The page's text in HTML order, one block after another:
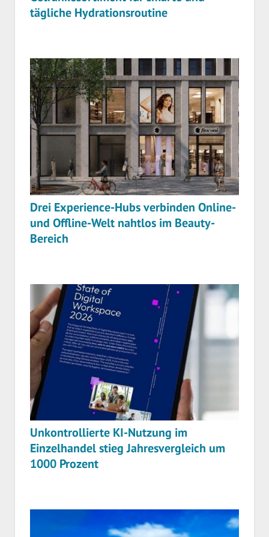
tägliche Hydrationsroutine
Drei Experience-Hubs verbinden Online-
und Offline-Welt nahtlos im Beauty-
Bereich
Unkontrollierte KI-Nutzung im
Einzelhandel stieg Jahresvergleich um
1000 Prozent